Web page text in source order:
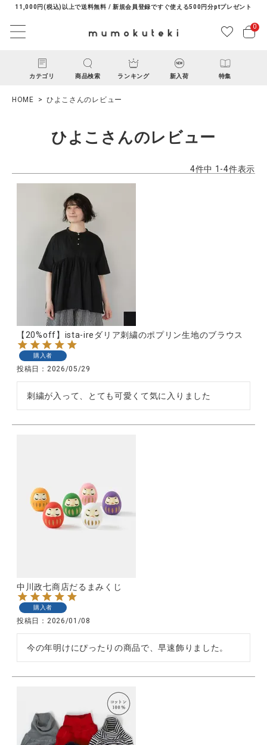
11,000円(税込)以上で送料無料 / 新規会員登録ですぐ使える500円分ptプレゼント
0
カテゴリ 商品検索 ランキング 新入荷 特集
ACCOUNT MENU
ようこそ ゲスト 様
ログイン
CATEGORY
ナチュラル服
ファッション雑貨
ブランド
特集
ご利用ガイド
お問い合わせ
HOME ひよこさんのレビュー
ひよこさんのレビュー
4件中 1 -4件表示
【20%off】ista-ireダリア刺繍のポプリン生地のブラウス
購入者
投稿日 2026/05/29
刺繍が入って、とても可愛くて気に入りました
中川政七商店だるまみくじ
購入者
投稿日 2026/01/08
今の年明けにぴったりの商品で、早速飾りました。